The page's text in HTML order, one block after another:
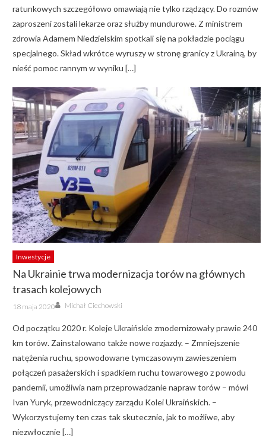
ratunkowych szczegółowo omawiają nie tylko rządzący. Do rozmów
zaproszeni zostali lekarze oraz służby mundurowe. Z ministrem
zdrowia Adamem Niedzielskim spotkali się na pokładzie pociągu
specjalnego. Skład wkrótce wyruszy w stronę granicy z Ukrainą, by
nieść pomoc rannym w wyniku […]
Inwestycje
Na Ukrainie trwa modernizacja torów na głównych
trasach kolejowych
Posted
on
18 maja 2020 Author
Michał Ciechowski
Od początku 2020 r. Koleje Ukraińskie zmodernizowały prawie 240
km torów. Zainstalowano także nowe rozjazdy. – Zmniejszenie
natężenia ruchu, spowodowane tymczasowym zawieszeniem
połączeń pasażerskich i spadkiem ruchu towarowego z powodu
pandemii, umożliwia nam przeprowadzanie napraw torów – mówi
Ivan Yuryk, przewodniczący zarządu Kolei Ukraińskich. –
Wykorzystujemy ten czas tak skutecznie, jak to możliwe, aby
niezwłocznie […]